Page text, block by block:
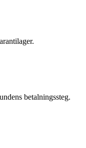
betalningssteg.